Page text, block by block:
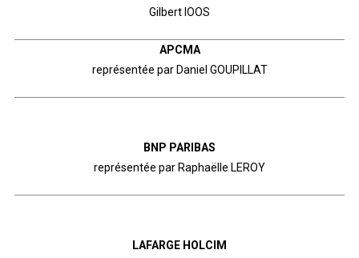
Gilbert IOOS
APCMA
représentée par Daniel GOUPILLAT
BNP PARIBAS
représentée par Raphaëlle LEROY
LAFARGE HOLCIM